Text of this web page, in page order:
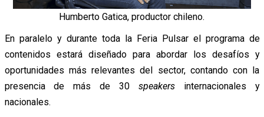
Humberto Gatica, productor chileno.
En paralelo y durante toda la Feria Pulsar el programa de
contenidos estará diseñado para abordar los desafíos y
oportunidades más relevantes del sector, contando con la
presencia de más de 30 speakersinternacionales y
nacionales.